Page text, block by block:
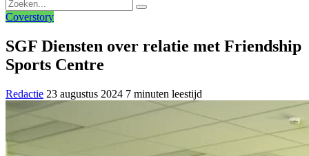
Coverstory
SGF Diensten over relatie met Friendship
Sports Centre
Redactie 23 augustus 2024 7 minuten leestijd